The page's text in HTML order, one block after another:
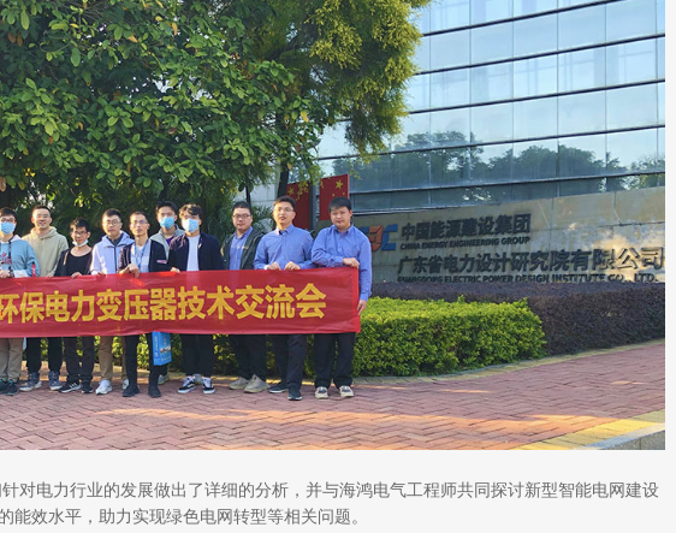
对电力行业的发展做出了详细的分析，并与海鸿电气工程师共同探讨新型智能电网建设
能效水平，助力实现绿色电网转型等相关问题。